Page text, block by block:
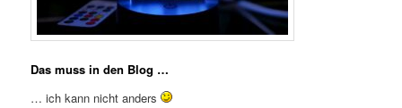
Das muss in den Blog …
… ich kann nicht anders